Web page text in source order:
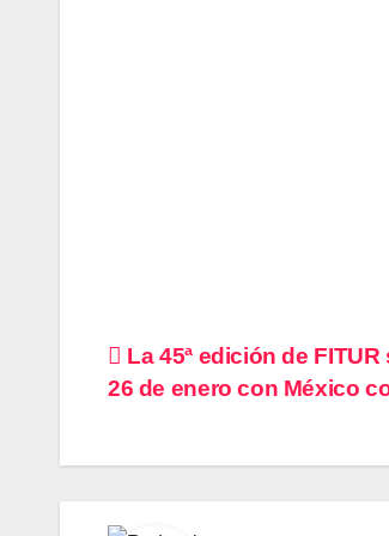
Navegación
entradas
La 45ª edición de FITUR
26 de enero con México